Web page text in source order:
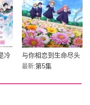
冷
与你相恋到生命尽头
最新:第5集